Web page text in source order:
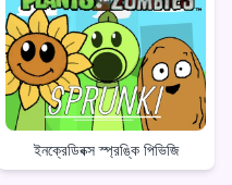
ইনক্রেডিবক্স স্প্রঙ্কি পিভিজি